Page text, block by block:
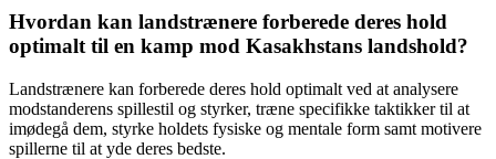
Hvordan kan landstrænere forberede deres hold
optimalt til en kamp mod Kasakhstans landshold?
Landstrænere kan forberede deres hold optimalt ved at analysere
modstanderens spillestil og styrker, træne specifikke taktikker til at
imødegå dem, styrke holdets fysiske og mentale form samt motivere
spillerne til at yde deres bedste.